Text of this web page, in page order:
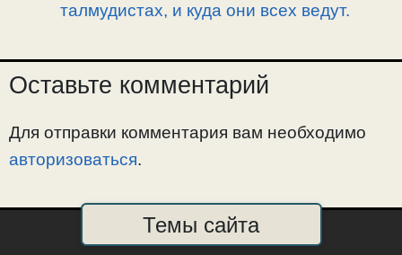
талмудистах, и куда они всех ведут.
Оставьте комментарий
Для отправки комментария вам необходимо
авторизоваться.
Темы сайта